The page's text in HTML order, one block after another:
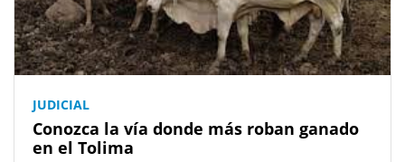
JUDICIAL
Conozca la vía donde más roban ganado
en el Tolima